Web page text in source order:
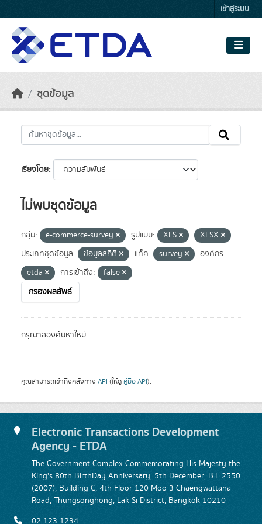
เข้าสู่ระบบ
ชุดข้อมูล
เรียงโดย
ไม่พบชุดข้อมูล
กลุ่ม: e-commerce-survey รูปแบบ: XLS
XLSX
ประเภทชุดข้อมูล:
ข้อมูลสถิติ แท็ค: survey
องค์กร:
etda
การเข้าถึง:
false
กรองผลลัพธ์
กรุณาลองค้นหาใหม่
คุณสามารถเข้าถึงคลังทาง API (ให้ดู คู่มือ API).
Electronic Transactions Development
Agency - ETDA
The Government Complex Commemorating His Majesty the
King's 80th BirthDay Anniversary, 5th December, B.E.2550
(2007), Building C, 4th Floor 120 Moo 3 Chaengwattana
Road, Thungsonghong, Lak Si District, Bangkok 10210
02 123 1234